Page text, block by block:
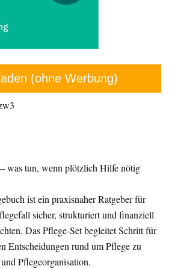
(ohne Werbung)
was tun, wenn plötzlich Hilfe nötig
ist ein praxisnaher Ratgeber für
sicher, strukturiert und finanziell
Das Pflege-Set begleitet Schritt für
Entscheidungen rund um Pflege zu
Pflegeorganisation.